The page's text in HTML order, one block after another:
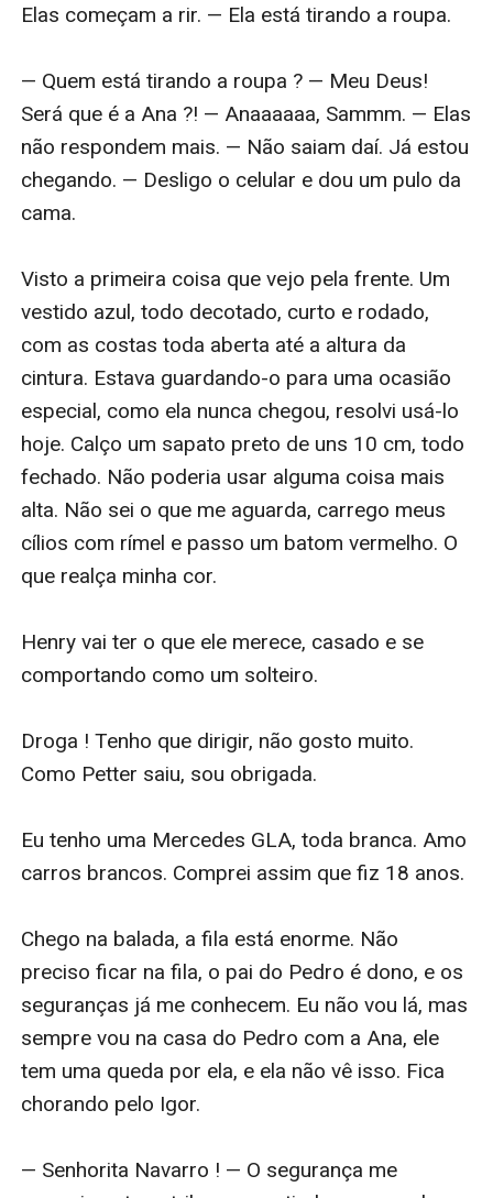
Elas começam a rir. — Ela está tirando a roupa.
— Quem está tirando a roupa ? — Meu Deus!
Será que é a Ana ?! — Anaaaaaa, Sammm. — Elas
não respondem mais. — Não saiam daí. Já estou
chegando. — Desligo o celular e dou um pulo da
cama.
Visto a primeira coisa que vejo pela frente. Um
vestido azul, todo decotado, curto e rodado,
com as costas toda aberta até a altura da
cintura. Estava guardando-o para uma ocasião
especial, como ela nunca chegou, resolvi usá-lo
hoje. Calço um sapato preto de uns 10 cm, todo
fechado. Não poderia usar alguma coisa mais
alta. Não sei o que me aguarda, carrego meus
cílios com rímel e passo um batom vermelho. O
que realça minha cor.
Henry vai ter o que ele merece, casado e se
comportando como um solteiro.
Droga ! Tenho que dirigir, não gosto muito.
Como Petter saiu, sou obrigada.
Eu tenho uma Mercedes GLA, toda branca. Amo
carros brancos. Comprei assim que fiz 18 anos.
Chego na balada, a fila está enorme. Não
preciso ficar na fila, o pai do Pedro é dono, e os
seguranças já me conhecem. Eu não vou lá, mas
sempre vou na casa do Pedro com a Ana, ele
tem uma queda por ela, e ela não vê isso. Fica
chorando pelo Igor.
— Senhorita Navarro ! — O segurança me